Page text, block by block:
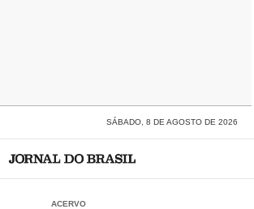
SÁBADO, 8 DE AGOSTO DE 2026
ACERVO